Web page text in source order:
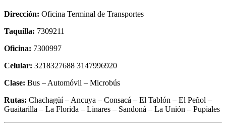
Dirección: Oficina Terminal de Transportes
Taquilla: 7309211
Oficina: 7300997
Celular: 3218327688 3147996920
Clase: Bus – Automóvil – Microbús
Rutas: Chachagüí – Ancuya – Consacá – El Tablón – El Peñol –
Guaitarilla – La Florida – Linares – Sandoná – La Unión – Pupiales